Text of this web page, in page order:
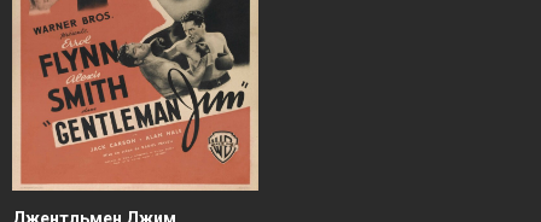
Джентльмен Джим